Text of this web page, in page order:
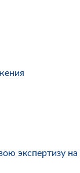
экспертизу на